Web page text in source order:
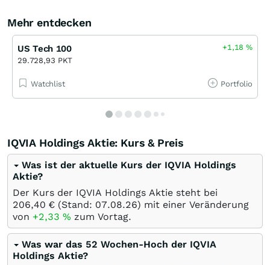
Mehr entdecken
US Tech 100
29.728,93 PKT
+1,18%
Watchlist Portfolio
IQVIA Holdings Aktie: Kurs & Preis
Was ist der aktuelle Kurs der IQVIA Holdings
Aktie?
Der Kurs der IQVIA Holdings Aktie steht bei
206,40 € (Stand: 07.08.26) mit einer Veränderung
von +2,33 % zum Vortag.
Was war das 52 Wochen-Hoch der IQVIA
Holdings Aktie?